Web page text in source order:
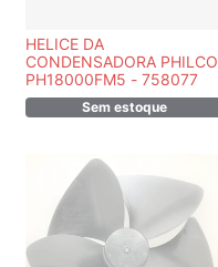
HELICE DA
CONDENSADORA PHILCO
PH18000FM5 - 758077
Sem estoque